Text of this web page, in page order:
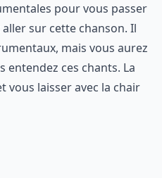
pour vous passer
sur cette chanson. Il
mais vous aurez
entendez ces chants. La
laisser avec la chair